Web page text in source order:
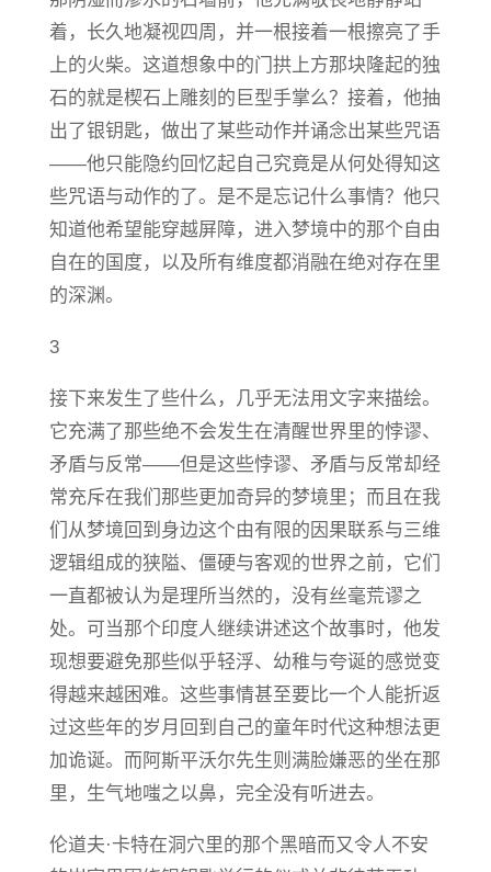
着，长久地凝视四周，并一根接着一根擦亮了手
上的火柴。这道想象中的门拱上方那块隆起的独
石的就是楔石上雕刻的巨型手掌么？接着，他抽
出了银钥匙，做出了某些动作并诵念出某些咒语
——他只能隐约回忆起自己究竟是从何处得知这
些咒语与动作的了。是不是忘记什么事情？他只
知道他希望能穿越屏障，进入梦境中的那个自由
自在的国度，以及所有维度都消融在绝对存在里
的深渊。
3
接下来发生了些什么，几乎无法用文字来描绘。
它充满了那些绝不会发生在清醒世界里的悖谬、
矛盾与反常——但是这些悖谬、矛盾与反常却经
常充斥在我们那些更加奇异的梦境里；而且在我
们从梦境回到身边这个由有限的因果联系与三维
逻辑组成的狭隘、僵硬与客观的世界之前，它们
一直都被认为是理所当然的，没有丝毫荒谬之
处。可当那个印度人继续讲述这个故事时，他发
现想要避免那些似乎轻浮、幼稚与夸诞的感觉变
得越来越困难。这些事情甚至要比一个人能折返
过这些年的岁月回到自己的童年时代这种想法更
加诡诞。而阿斯平沃尔先生则满脸嫌恶的坐在那
里，生气地嗤之以鼻，完全没有听进去。
伦道夫·卡特在洞穴里的那个黑暗而又令人不安